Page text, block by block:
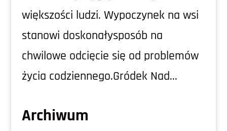
większości ludzi. Wypoczynek na wsi
stanowi doskonałysposób na
chwilowe odcięcie się od problemów
życia codziennego.Gródek Nad...
Archiwum